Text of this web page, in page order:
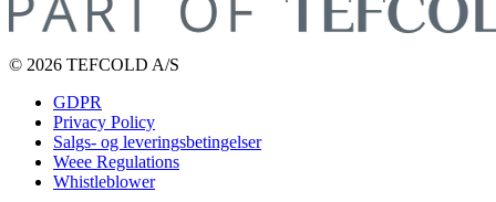
© 2026 TEFCOLD A/S
GDPR
Privacy Policy
Salgs- og leveringsbetingelser
Weee Regulations
Whistleblower